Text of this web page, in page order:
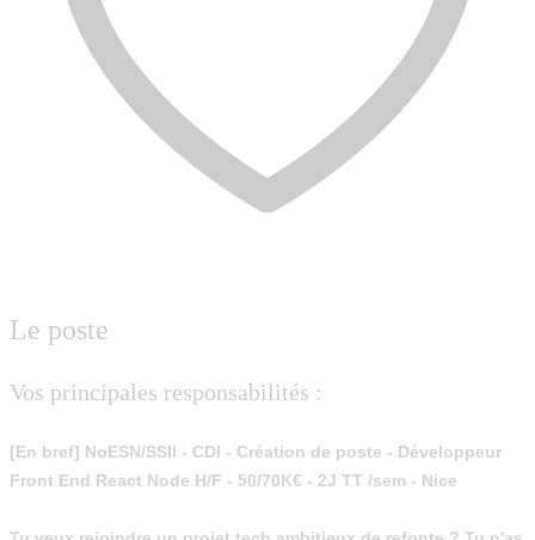
Le poste
Vos principales responsabilités :
[En bref] NoESN/SSII - CDI - Création de poste - Développeur
Front End React Node H/F - 50/70K€ - 2J TT /sem - Nice